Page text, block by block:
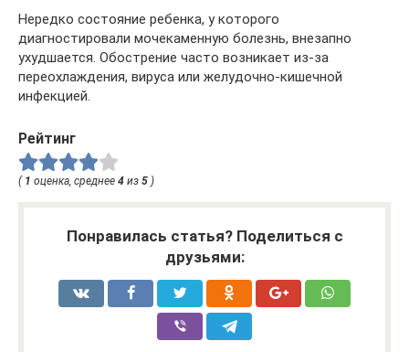
Нередко состояние ребенка, у которого
диагностировали мочекаменную болезнь, внезапно
ухудшается. Обострение часто возникает из-за
переохлаждения, вируса или желудочно-кишечной
инфекцией.
Рейтинг
( 1 оценка, среднее 4 из 5 )
Понравилась статья? Поделиться с
друзьями: